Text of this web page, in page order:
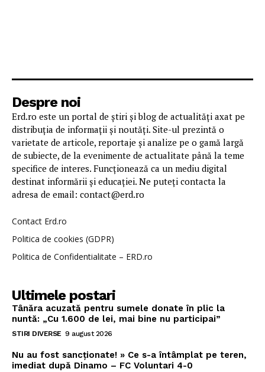
Despre noi
Erd.ro este un portal de știri și blog de actualități axat pe
distribuția de informații și noutăți. Site-ul prezintă o
varietate de articole, reportaje și analize pe o gamă largă
de subiecte, de la evenimente de actualitate până la teme
specifice de interes. Funcționează ca un mediu digital
destinat informării și educației. Ne puteți contacta la
adresa de email: contact@erd.ro
Contact Erd.ro
Politica de cookies (GDPR)
Politica de Confidentialitate – ERD.ro
Ultimele postari
Tânăra acuzată pentru sumele donate în plic la
nuntă: „Cu 1.600 de lei, mai bine nu participai”
STIRI DIVERSE 9 august 2026
Nu au fost sancționate! » Ce s-a întâmplat pe teren,
imediat după Dinamo – FC Voluntari 4-0